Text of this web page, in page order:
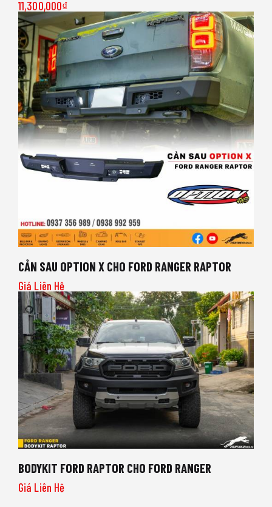
11,300,000₫
CẢN SAU OPTION X CHO FORD RANGER RAPTOR
Giá Liên Hệ
BODYKIT FORD RAPTOR CHO FORD RANGER
Giá Liên Hệ